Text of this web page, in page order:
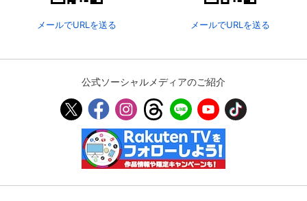
メールでURLを送る メールでURLを送る
公式ソーシャルメディアのご紹介